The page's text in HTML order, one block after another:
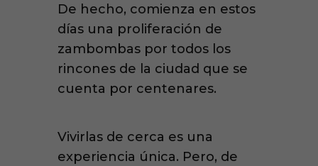
De hecho, comienza en estos
días una proliferación de
zambombas por todos los
rincones de la ciudad que se
cuenta por centenares.
Vivirlas de cerca es una
experiencia única. Pero, de